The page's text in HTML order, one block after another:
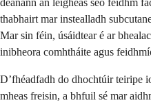
déanann an leigheas seo feidhm
thabhairt mar instealladh
Mar sin féin, úsáidtear é ar
inibheora comhtháite agus
D’fhéadfadh do dhochtúir teiripe
mheas freisin, a bhfuil sé mar